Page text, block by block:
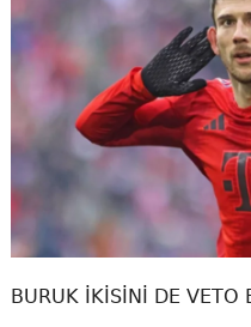
BURUK İKİSİNİ DE VETO